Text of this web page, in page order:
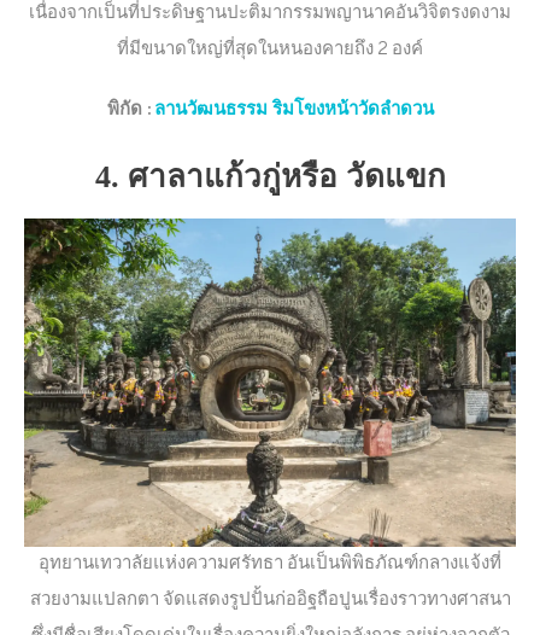
เนื่องจากเป็นที่ประดิษฐานปะติมากรรมพญานาคอันวิจิตรงดงาม
ที่มีขนาดใหญ่ที่สุดในหนองคายถึง 2 องค์
พิกัด : ลานวัฒนธรรม ริมโขงหน้าวัดลำดวน
4. ศาลาแก้วกู่หรือ วัดแขก
อุทยานเทวาลัยแห่งความศรัทธา อันเป็นพิพิธภัณฑ์กลางแจ้งที่
สวยงามแปลกตา จัดแสดงรูปปั้นก่ออิฐถือปูนเรื่องราวทางศาสนา